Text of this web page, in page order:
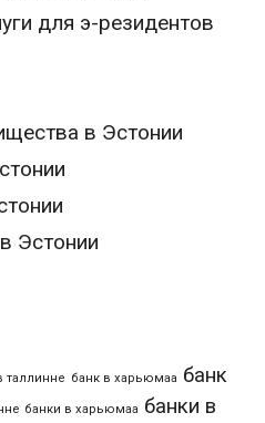
для э-резидентов
в Эстонии
Эстонии
таллинне банк в харьюмаа банк
банки в харьюмаа банки в